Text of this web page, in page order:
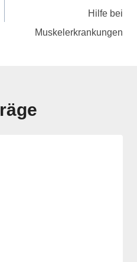
Hilfe bei
Muskelerkrankungen